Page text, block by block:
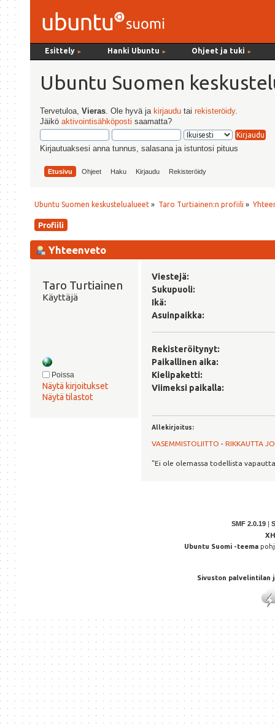
Esittely ► Hanki Ubuntu ► Ohjeet ja tuki ►
Ubuntu Suomen
Tervetuloa,Vieras . Ole hyvä ja kirjaudu tairekisteröidy.
Jäiköaktivointisähköposti saamatta?
Kirjautuaksesi anna tunnus, salasana ja istuntosi pituus
Etusivu Ohjeet Haku Kirjaudu Rekisteröidy
Ubuntu Suomen keskustelualueet » Taro Turtiainen:n profiili »
Profiili
Yhteenveto
Taro Turtiainen
Käyttäjä
Poissa
Näytä kirjoitukset
Näytä tilastot
Viestejä:
Sukupuoli:
Ikä:
Asuinpaikka:
Rekisteröitynyt:
Paikallinen aika:
Kielipaketti:
Viimeksi paikalla:
Allekirjoitus:
VASEMMISTOLIITTO - RIKKAUTTA
”Ei ole olemassa todellista
SMF 2.0.19
Ubuntu Suomi -teema
Sivuston palvelintilan